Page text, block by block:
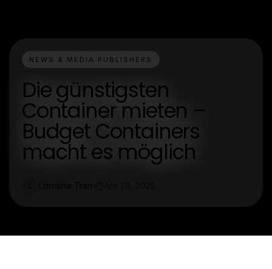
NEWS & MEDIA PUBLISHERS
Die günstigsten
Container mieten –
Budget Containers
macht es möglich